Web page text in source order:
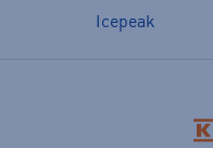
Icepeak